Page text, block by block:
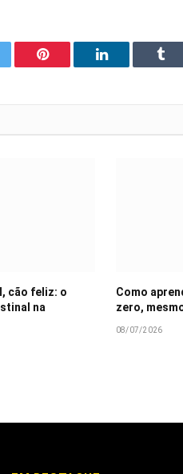
Pinterest LinkedIn
cão feliz: o
na
Como
zero,
08/07/2026